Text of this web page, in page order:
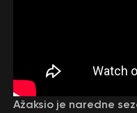
Ažaksio je naredne